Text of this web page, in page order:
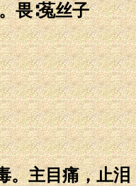
畏∶菟丝子
。主目痛，止泪